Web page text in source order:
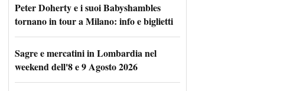
Peter Doherty e i suoi Babyshambles
tornano in tour a Milano: info e biglietti
Sagre e mercatini in Lombardia nel
weekend dell'8 e 9 Agosto 2026